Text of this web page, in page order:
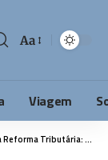
Aa
Viagem
Tributária: Impactos